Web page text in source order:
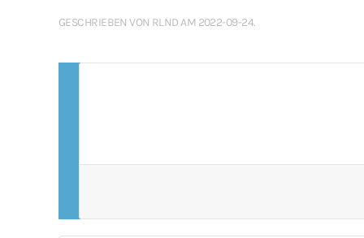
GESCHRIEBEN VON RLNDAM 2022-09-24.